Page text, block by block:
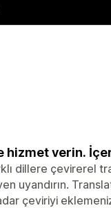
verin.
dillere çevirerel
uyandırın.
çeviriyi